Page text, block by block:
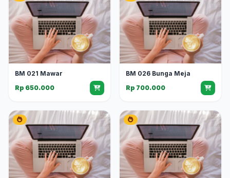
BM 021 Mawar
Rp 650.000
BM 026 Bunga Meja
Rp 700.000